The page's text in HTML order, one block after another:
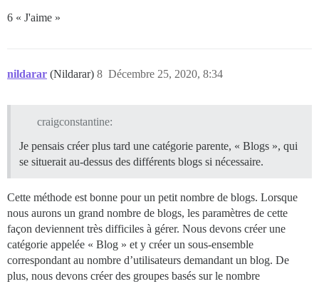
6 « J'aime »
nildarar (Nildarar) Décembre 25, 2020, 8:34
8
craigconstantine:
Je pensais créer plus tard une catégorie parente, « Blogs », qui
se situerait au-dessus des différents blogs si nécessaire.
Cette méthode est bonne pour un petit nombre de blogs. Lorsque
nous aurons un grand nombre de blogs, les paramètres de cette
façon deviennent très difficiles à gérer. Nous devons créer une
catégorie appelée « Blog » et y créer un sous-ensemble
correspondant au nombre d’utilisateurs demandant un blog. De
plus, nous devons créer des groupes basés sur le nombre